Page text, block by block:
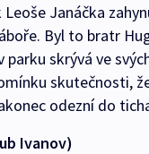
Leoše Janáčka
Byl to bratr
parku skrývá ve
skutečnosti,
odezní do
Ivanov)